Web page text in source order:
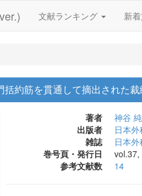
文献ランキング 新
括約筋を貫通して摘出された
著者 神谷
出版者
日本
雑誌
日本
巻号頁・発行日
参考文献数
14